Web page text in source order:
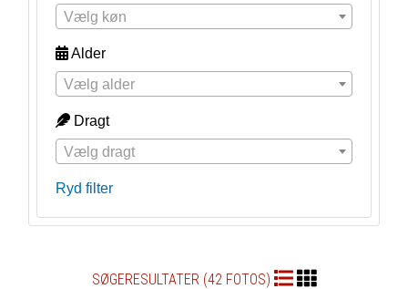
Vælg køn
Alder
Vælg alder
Dragt
Vælg dragt
Ryd filter
SØGERESULTATER (42 FOTOS)